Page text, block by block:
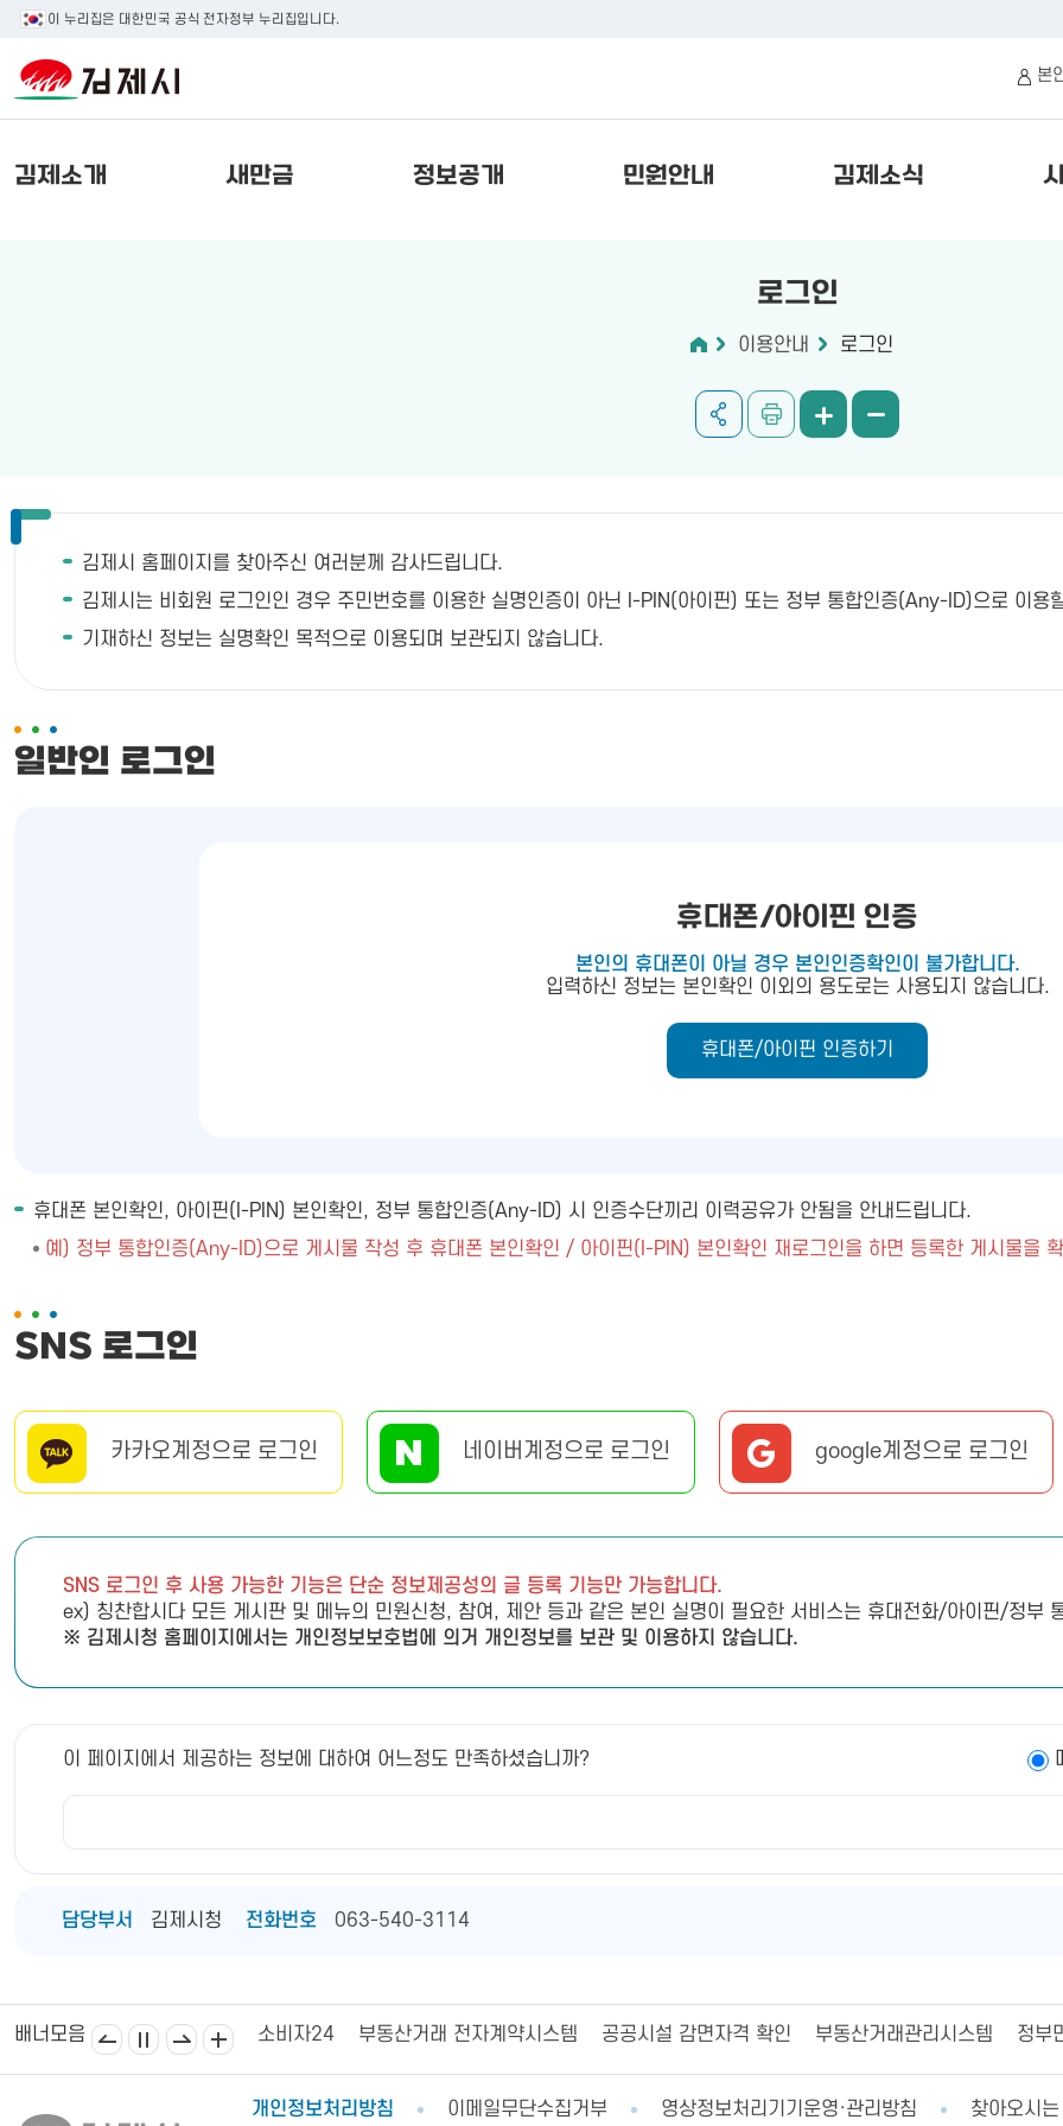
이 누리집은 대한민국 공식 전자정부 누리집입니다.
김제소개 새만금 정보공개 민원안내 김제소식
본
로그인
이용안내 로그인
김제시 홈페이지를 찾아주신 여러분께 감사드립니다.
김제시는 비회원 로그인인 경우 주민번호를 이용한 실명인증이 아닌 I-PIN(아이핀) 또는 정부 통합인증(Any-ID)으로 이용
기재하신 정보는 실명확인 목적으로 이용되며 보관되지 않습니다.
일반인 로그인
휴대폰/아이핀 인증
본인의 휴대폰이 아닐 경우 본인인증확인이 불가합니다.
입력하신 정보는 본인확인 이외의 용도로는 사용되지 않습니다.
휴대폰/아이핀 인증하기
휴대폰 본인확인, 아이핀(I-PIN) 본인확인, 정부 통합인증(Any-ID) 시 인증수단끼리 이력공유가 안됨을 안내드립니다.
예) 정부 통합인증(Any-ID)으로 게시물 작성 후 휴대폰 본인확인 / 아이핀(I-PIN) 본인확인 재로그인을 하면 등록한 게시물을
SNS 로그인
카카오계정으로 로그인 네이버계정으로 로그인 google계정으로 로그인
SNS 로그인 후 사용 가능한 기능은 단순 정보제공성의 글 등록 기능만 가능합니다.
ex) 칭찬합시다 모든 게시판 및 메뉴의 민원신청, 참여, 제안 등과 같은 본인 실명이 필요한 서비스는 휴대전화/아이핀/정부
※ 김제시청 홈페이지에서는 개인정보보호법에 의거 개인정보를 보관 및 이용하지 않습니다.
이 페이지에서 제공하는 정보에 대하여 어느정도 만족하셨습니까?
담당부서 김제시청 전화번호 063-540-3114
배너모음
제상공회의소 김제시의회 소비자24 부동산거래 전자계약시스템 공공시설 감면자격 확인 부동산거래관리시스템 정부
개인정보처리방침 이메일무단수집거부 영상정보처리기기운영·관리방침 찾아오시